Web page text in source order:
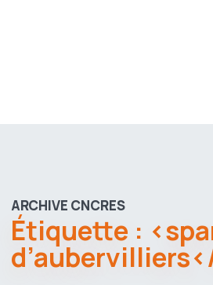
ARCHIVE CNCRES
Étiquette :